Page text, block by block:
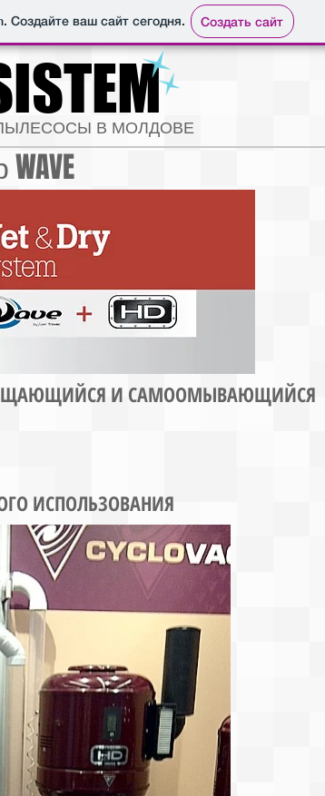
. Создайте ваш сайт сегодня. Создать сайт
В МОЛДОВЕ
И САМООМЫВАЮЩИЙСЯ
ИСПОЛЬЗОВАНИЯ